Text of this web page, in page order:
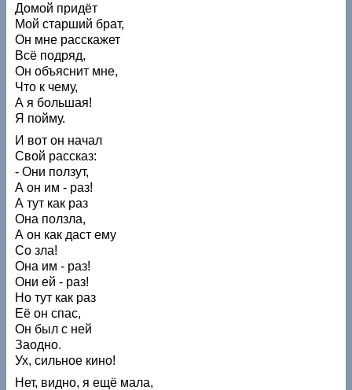
Домой придёт
Мой старший брат,
Он мне расскажет
Всё подряд,
Он объяснит мне,
Что к чему,
А я большая!
Я пойму.
И вот он начал
Свой рассказ:
- Они ползут,
А он им - раз!
А тут как раз
Она ползла,
А он как даст ему
Со зла!
Она им - раз!
Они ей - раз!
Но тут как раз
Её он спас,
Он был с ней
Заодно.
Ух, сильное кино!
Нет, видно, я ещё мала,